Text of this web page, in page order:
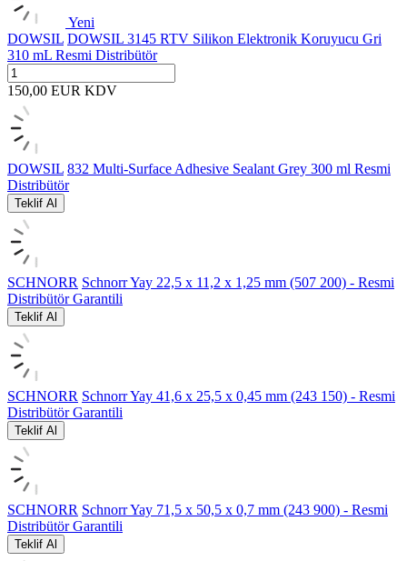
Yeni
DOWSIL DOWSIL 3145 RTV Silikon Elektronik Koruyucu Gri
310 mL Resmi Distribütör
150,00 EUR KDV
DOWSIL 832 Multi-Surface Adhesive Sealant Grey 300 ml Resmi
Distribütör
Teklif Al
SCHNORR Schnorr Yay 22,5 x 11,2 x 1,25 mm (507 200) - Resmi
Distribütör Garantili
Teklif Al
SCHNORR Schnorr Yay 41,6 x 25,5 x 0,45 mm (243 150) - Resmi
Distribütör Garantili
Teklif Al
SCHNORR Schnorr Yay 71,5 x 50,5 x 0,7 mm (243 900) - Resmi
Distribütör Garantili
Teklif Al